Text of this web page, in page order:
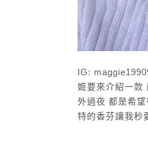
IG:
姬要來介紹一款
外過夜 都是希
特的香芬讓我秒